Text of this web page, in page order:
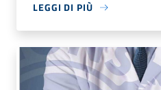
LEGGI DI PIÙ